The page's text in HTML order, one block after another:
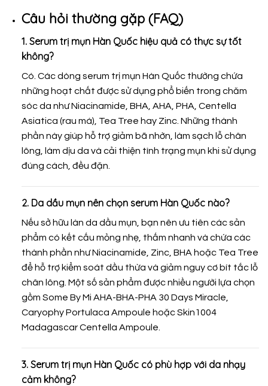
Câu hỏi thường gặp (FAQ)
1. Serum trị mụn Hàn Quốc hiệu quảcó thực sự tốt
không?
Có. Các dòng serum trị mụn Hàn Quốc thường chứa
những hoạt chất được sử dụng phổ biến trong chăm
sóc da như Niacinamide, BHA, AHA, PHA, Centella
Asiatica (rau má), Tea Tree hay Zinc. Những thành
phần này giúp hỗ trợ giảm bã nhờn, làm sạch lỗ chân
lông, làm dịu da và cải thiện tình trạng mụn khi sử dụng
đúng cách, đều đặn.
2. Da dầu mụn nên chọn serum Hàn Quốc nào?
Nếu sở hữu làn da dầu mụn, bạn nên ưu tiên các sản
phẩm có kết cấu mỏng nhẹ, thấm nhanh và chứa các
thành phần như Niacinamide, Zinc, BHA hoặc Tea Tree
để hỗ trợ kiểm soát dầu thừa và giảm nguy cơ bít tắc lỗ
chân lông. Một số sản phẩm được nhiều người lựa chọn
gồm Some By Mi AHA-BHA-PHA 30 Days Miracle,
Caryophy Portulaca Ampoule hoặc Skin1004
Madagascar Centella Ampoule.
3. Serum trị mụn Hàn Quốc có phù hợp với da nhạy
cảm không?